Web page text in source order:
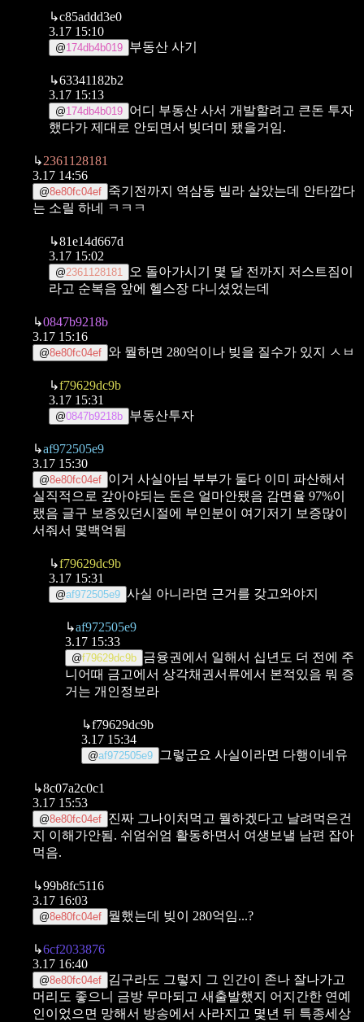
↳c85addd3e0
3.17 15:10
@174db4b019 부동산 사기
↳63341182b2
3.17 15:13
@174db4b019 어디 부동산 사서 개발할려고 큰돈 투자
했다가 제대로 안되면서 빚더미 됐을거임.
↳2361128181
3.17 14:56
@8e80fc04ef 죽기전까지 역삼동 빌라 살았는데 안타깝다
는 소릴 하네 ㅋㅋㅋ
↳81e14d667d
3.17 15:02
@2361128181
오 돌아가시기 몇 달 전까지 저스트짐이
라고 순복음 앞에 헬스장 다니셨었는데
↳0847b9218b
3.17 15:16
@8e80fc04ef 와 뭘하면 280억이나 빚을 질수가 있지 ㅅㅂ
↳f79629dc9b
3.17 15:31
@0847b9218b 부동산투자
↳af972505e9
3.17 15:30
@8e80fc04ef 이거 사실아님 부부가 둘다 이미 파산해서
실직적으로 갚아야되는 돈은 얼마안됐음 감면율 97%이
랬음 글구 보증있던시절에 부인분이 여기저기 보증많이
서줘서 몇백억됨
↳f79629dc9b
3.17 15:31
@af972505e9 사실 아니라면 근거를 갖고와야지
↳af972505e9
3.17 15:33
@f79629dc9b 금융권에서 일해서 십년도 더 전에 주
니어때 금고에서 상각채권서류에서 본적있음 뭐 증
거는 개인정보라
↳f79629dc9b
3.17 15:34
@af972505e9 그렇군요 사실이라면 다행이네유
↳8c07a2c0c1
3.17 15:53
@8e80fc04ef 진짜 그나이처먹고 뭘하겠다고 날려먹은건
지 이해가안됨. 쉬엄쉬엄 활동하면서 여생보낼 남편 잡아
먹음.
↳99b8fc5116
3.17 16:03
@8e80fc04ef 뭘했는데 빚이 280억임...?
↳6cf2033876
3.17 16:40
@8e80fc04ef 김구라도 그렇지
그 인간이 존나 잘나가고
머리도 좋으니 금방 무마되고 새출발했지 어지간한 연예
인이었으면 망해서 방송에서 사라지고 몇년 뒤 특종세상